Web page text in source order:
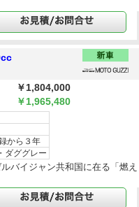
￥1,804,000
￥1,965,480
から３年
ダググレー
バイジャン共和国に在る「燃え